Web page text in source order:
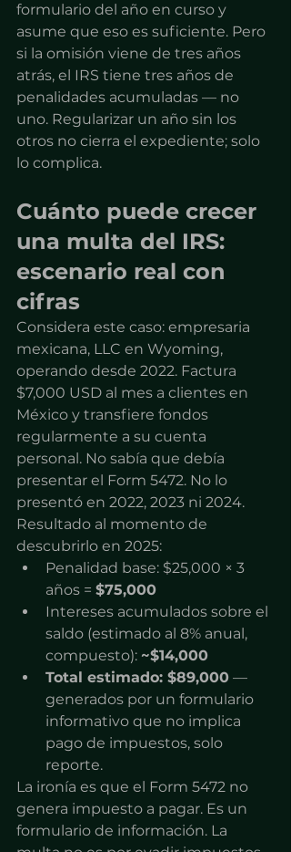
formulario del año en curso y
asume que eso es suficiente. Pero
si la omisión viene de tres años
atrás, el IRS tiene tres años de
penalidades acumuladas — no
uno. Regularizar un año sin los
otros no cierra el expediente; solo
lo complica.
Cuánto puede crecer
una multa del IRS:
escenario real con
cifras
Considera este caso: empresaria
mexicana, LLC en Wyoming,
operando desde 2022. Factura
$7,000 USD al mes a clientes en
México y transfiere fondos
regularmente a su cuenta
personal. No sabía que debía
presentar el Form 5472. No lo
presentó en 2022, 2023 ni 2024.
Resultado al momento de
descubrirlo en 2025:
Penalidad base: $25,000 × 3
años = $75,000
Intereses acumulados sobre el
saldo (estimado al 8% anual,
compuesto): ~$14,000
Total estimado: $89,000 —
generados por un formulario
informativo que no implica
pago de impuestos, solo
reporte.
La ironía es que el Form 5472 no
genera impuesto a pagar. Es un
formulario de información. La